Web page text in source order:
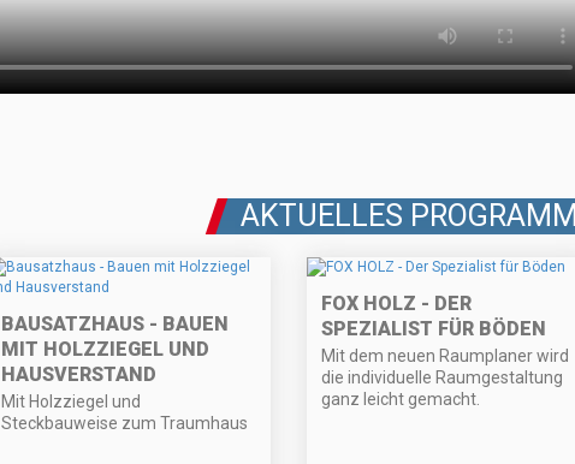
AKTUELLES PROGRAMM
BAUSATZHAUS - BAUEN
MIT HOLZZIEGEL UND
HAUSVERSTAND
Mit Holzziegel und
Steckbauweise zum Traumhaus
FOX HOLZ - DER
SPEZIALIST FÜR BÖDEN
Mit dem neuen Raumplaner wird
die individuelle Raumgestaltung
ganz leicht gemacht.